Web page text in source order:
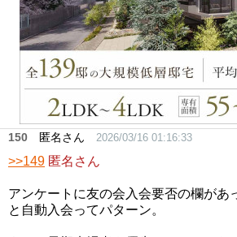
150 匿名さん 2026/03/16 01:16:33
>>149 匿名さん
アンケートに友の会入会要否の欄があ
と自動入会ってパターン。